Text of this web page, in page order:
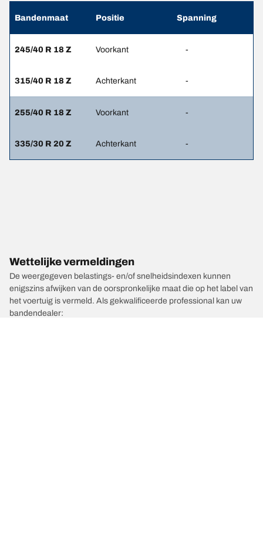
Bandenmaat Positie Spanning
245/40 R 18 Z Voorkant -
315/40 R 18 Z Achterkant -
255/40 R 18 Z Voorkant -
335/30 R 20 Z Achterkant -
Wettelijke vermeldingen
De weergegeven belastings- en/of snelheidsindexen kunnen
enigszins afwijken van de oorspronkelijke maat die op het label van
het voertuig is vermeld. Als gekwalificeerde professional kan uw
bandendealer: